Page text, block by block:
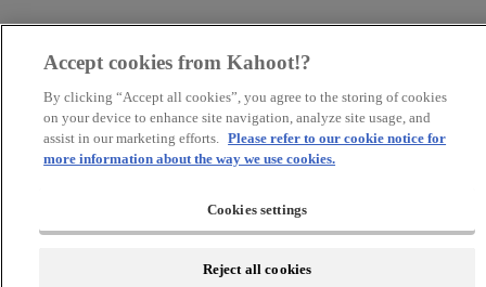
Accept cookies from Kahoot!?
By clicking “Accept all cookies”, you agree to the storing of cookies
on your device to enhance site navigation, analyze site usage, and
assist in our marketing efforts. Please refer to our cookie notice for
more information about the way we use cookies.
Cookies settings
Reject all cookies